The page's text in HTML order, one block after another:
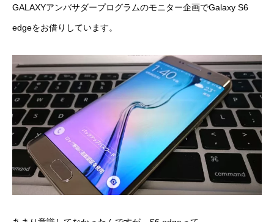
GALAXYアンバサダープログラムのモニター企画でGalaxy S6
edgeをお借りしています。